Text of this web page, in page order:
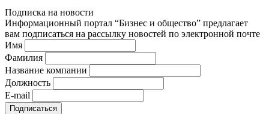
Подписка на новости
Информационный портал “Бизнес и общество” предлагает
вам подписаться на рассылку новостей по электронной почте
Имя
Фамилия
Название компании
Должность
E-mail